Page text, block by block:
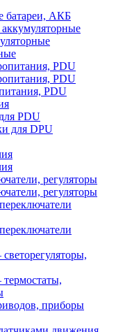
батареи, АКБ
PDU
PDU
PDU
PDU
для DPU
регуляторы
регуляторы
приборы